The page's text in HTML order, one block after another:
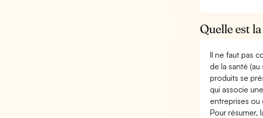
Quelle est
Il ne faut pas
de la santé
produits se
qui associe
entreprises ou
Pour résumer,